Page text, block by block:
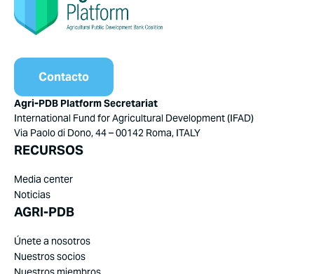
Contacto
Agri-PDB Platform Secretariat
International Fund for Agricultural Development (IFAD)
Via Paolo di Dono, 44 – 00142 Roma, ITALY
RECURSOS
Media center
Noticias
AGRI-PDB
Únete a nosotros
Nuestros socios